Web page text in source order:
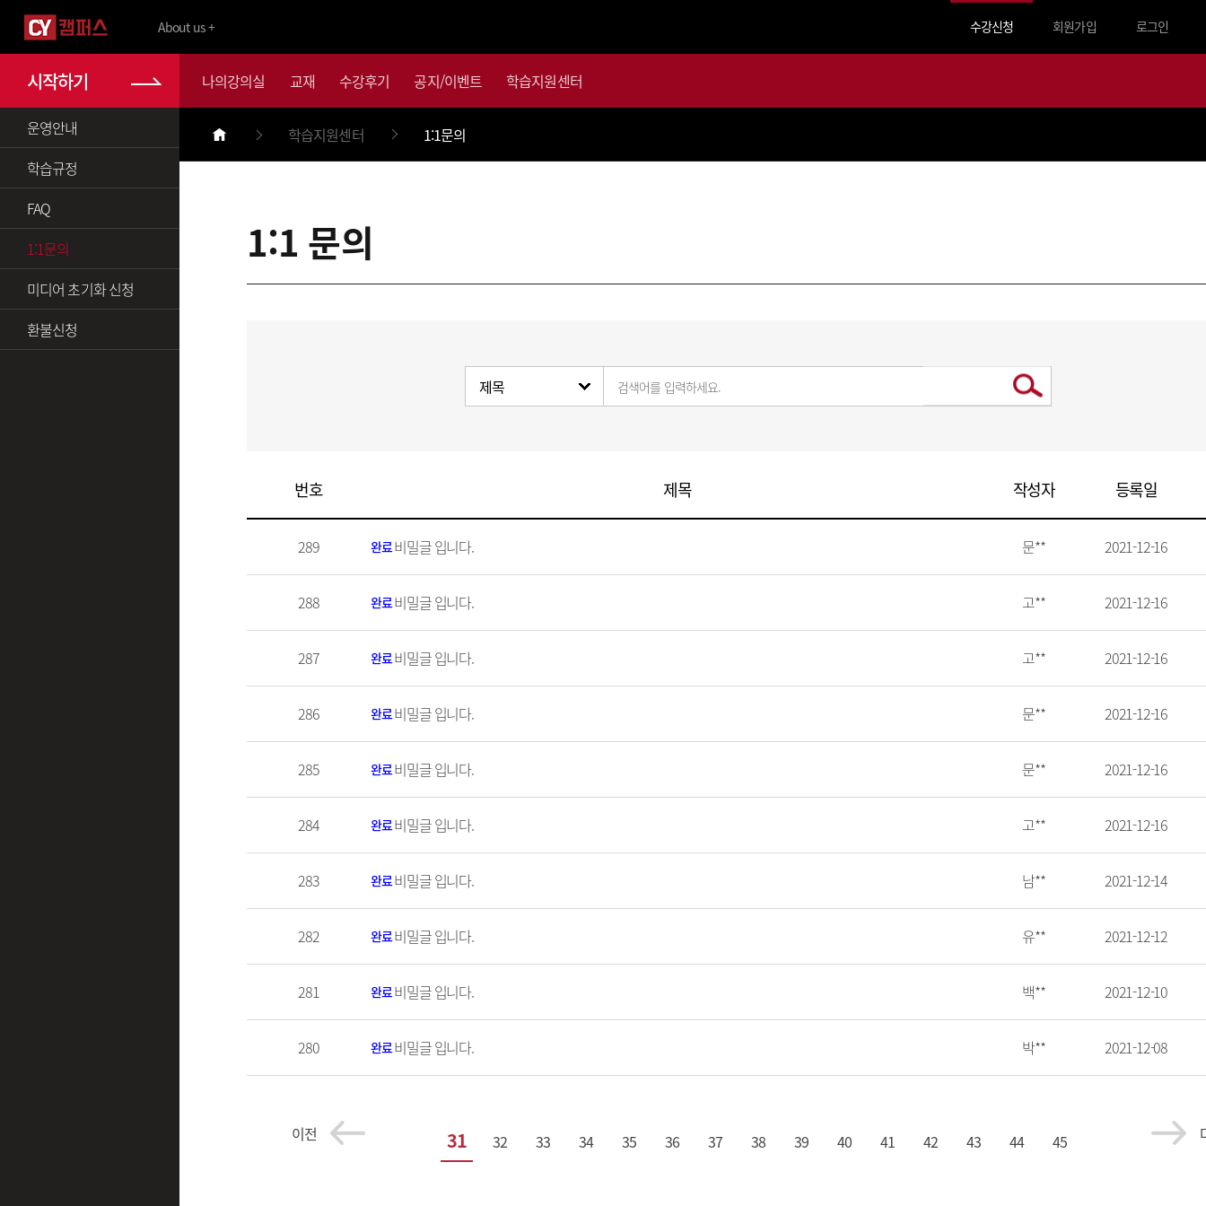
About us + 수강신청 회원가입 로그인
시작하기 나의강의실 교재 수강후기 공지/이벤트 학습지원센터
학습지원센터 1:1문의
운영안내
학습규정
FAQ
1:1문의
미디어 초기화 신청
환불신청
1:1 문의
검색어를 입력하세요.
번호 제목 작성자 등록일
289 완료비밀글 입니다. 문** 2021-12-16
288 완료비밀글 입니다. 고** 2021-12-16
287 완료비밀글 입니다. 고** 2021-12-16
286 완료비밀글 입니다. 문** 2021-12-16
285 완료비밀글 입니다. 문** 2021-12-16
284 완료비밀글 입니다. 고** 2021-12-16
283 완료비밀글 입니다. 남** 2021-12-14
282 완료비밀글 입니다. 유** 2021-12-12
281 완료비밀글 입니다. 백** 2021-12-10
280 완료비밀글 입니다. 박** 2021-12-08
이전 31 32 33 34 35 36 37 38 39 40 41 42 43 44 45